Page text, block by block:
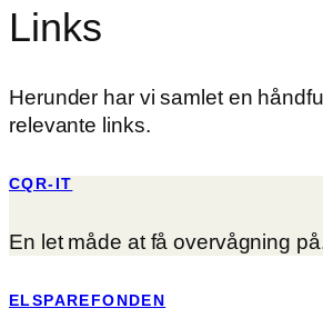
Links
Herunder har vi samlet en
relevante links.
CQR-IT
En let måde at få overvågning
ELSPAREFONDEN